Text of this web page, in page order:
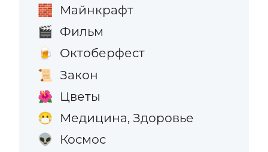
🧱 Майнкрафт
🎬 Фильм
🍺 Октоберфест
📜 Закон
🌺 Цветы
😷 Медицина, Здоровье
👽 Космос